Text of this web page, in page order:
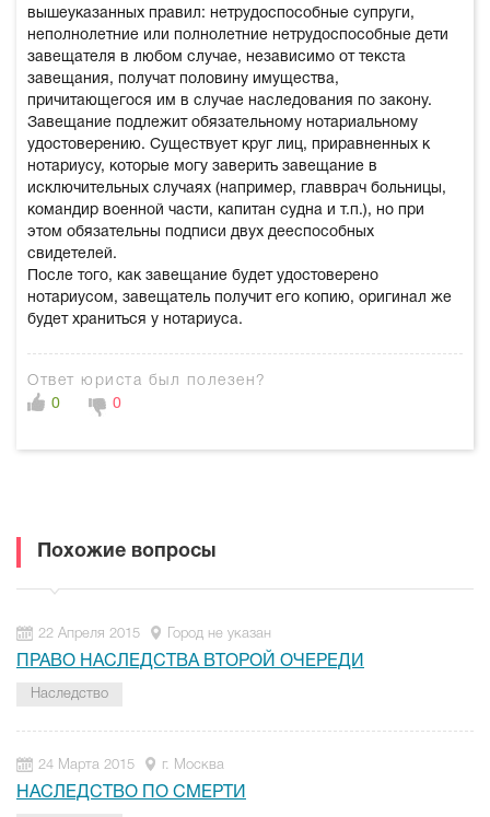
вышеуказанных правил: нетрудоспособные супруги,
неполнолетние или полнолетние нетрудоспособные дети
завещателя в любом случае, независимо от текста
завещания, получат половину имущества,
причитающегося им в случае наследования по закону.
Завещание подлежит обязательному нотариальному
удостоверению. Существует круг лиц, приравненных к
нотариусу, которые могу заверить завещание в
исключительных случаях (например, главврач больницы,
командир военной части, капитан судна и т.п.), но при
этом обязательны подписи двух дееспособных
свидетелей.
После того, как завещание будет удостоверено
нотариусом, завещатель получит его копию, оригинал же
будет храниться у нотариуса.
Ответ юриста был полезен?
0
0
Похожие вопросы
22 Апреля 2015 Город не указан
ПРАВО НАСЛЕДСТВА ВТОРОЙ ОЧЕРЕДИ
Наследство
24 Марта 2015 г. Москва
НАСЛЕДСТВО ПО СМЕРТИ